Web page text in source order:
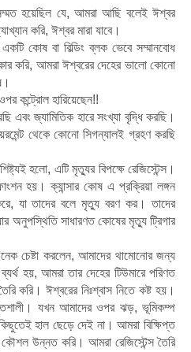
হয়েছিল যে, আমরা আছি বলেই ঈশ্বর
করি, ঈশ্বর মারা যাবে।
কোষ বা বিল্ডিং ব্লক ভেবে সম্মানবোধ
করি, আমরা ঈশ্বরের দেহের ভালো কোনো
কন্ট্রোল হারিয়েছেন!!
এবং জ্যামিতিক হারে সংখ্যা বৃদ্ধি করছি।
থেকে কোনো সিগন্যালই গ্রহণ করছি
হলো, এটি মৃত্যুর বিপক্ষে রেজিস্টেন্স।
হয়। ক্যান্সার কোষ এ প্রক্রিয়া লঙ্গন
যা তাদের বলে মৃত্যু বরণ কর। তাদের
অনুপস্থিতি সাধারণত কোষের মৃত্যু ট্রিগার
চেষ্টা করলেন, আমাদের থামোনোর জন্য
হয়, আমরা তার দেহের টিউমারে পরিণত
করি। ঈশ্বরের নিঃশ্বাস নিতে কষ্ট হয়।
যখন আমাদের ওপর ঝড়, ভূমিকম্প
হাল ছেড়ে দেই না। আমরা বিক্ষিপ্ত
উন্নত করি। আমরা রেজিস্টেন্স তৈরি